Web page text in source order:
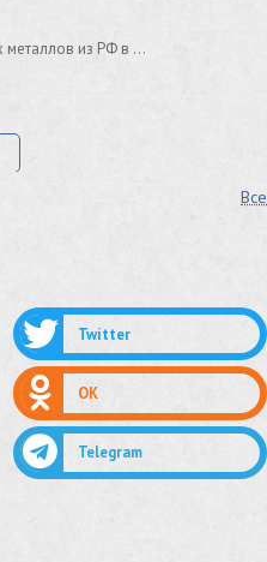
металлов из РФ в …
труба нержавеющая
нержавеющая
сетка стальная
Все
Twitter
OK
Telegram